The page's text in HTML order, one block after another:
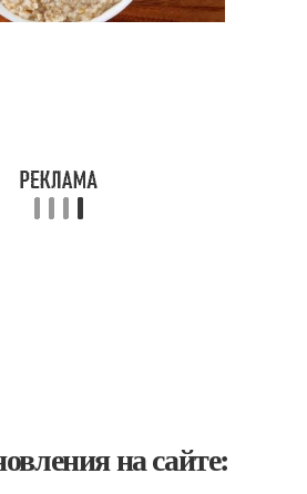
на сайте: